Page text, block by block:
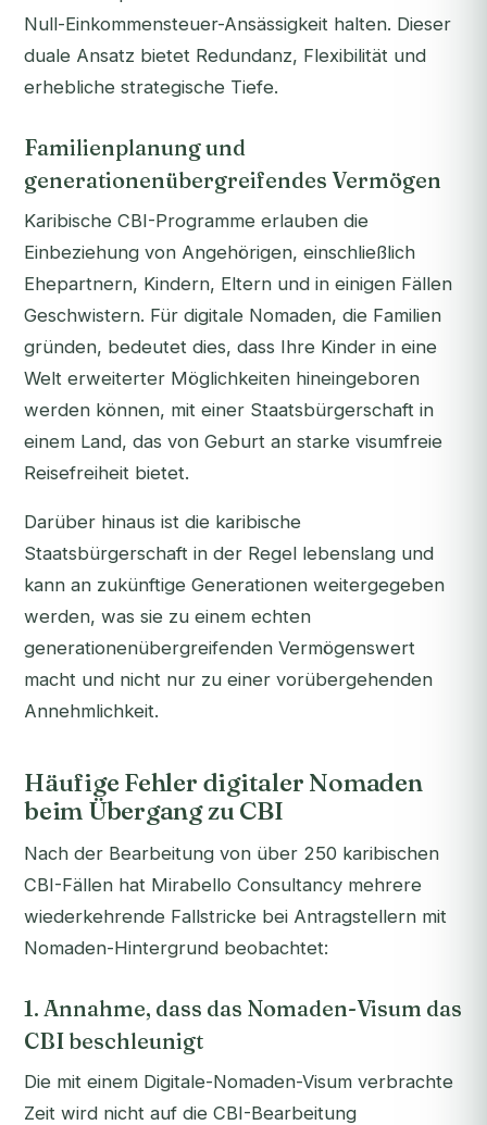
Null-Einkommensteuer-Ansässigkeit halten. Dieser
duale Ansatz bietet Redundanz, Flexibilität und
erhebliche strategische Tiefe.
Familienplanung und
generationenübergreifendes Vermögen
Karibische CBI-Programme erlauben die
Einbeziehung von Angehörigen, einschließlich
Ehepartnern, Kindern, Eltern und in einigen Fällen
Geschwistern. Für digitale Nomaden, die Familien
gründen, bedeutet dies, dass Ihre Kinder in eine
Welt erweiterter Möglichkeiten hineingeboren
werden können, mit einer Staatsbürgerschaft in
einem Land, das von Geburt an starke visumfreie
Reisefreiheit bietet.
Darüber hinaus ist die karibische
Staatsbürgerschaft in der Regel lebenslang und
kann an zukünftige Generationen weitergegeben
werden, was sie zu einem echten
generationenübergreifenden Vermögenswert
macht und nicht nur zu einer vorübergehenden
Annehmlichkeit.
Häufige Fehler digitaler Nomaden
beim Übergang zu CBI
Nach der Bearbeitung von über 250 karibischen
CBI-Fällen hat Mirabello Consultancy mehrere
wiederkehrende Fallstricke bei Antragstellern mit
Nomaden-Hintergrund beobachtet:
1. Annahme, dass das Nomaden-Visum das
CBI beschleunigt
Die mit einem Digitale-Nomaden-Visum verbrachte
Zeit wird nicht auf die CBI-Bearbeitung